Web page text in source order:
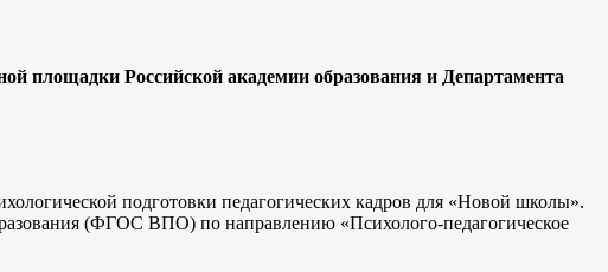
площадки Российской академии образования и Департамента
подготовки педагогических кадров для «Новой школы».
(ФГОС ВПО) по направлению «Психолого-педагогическое